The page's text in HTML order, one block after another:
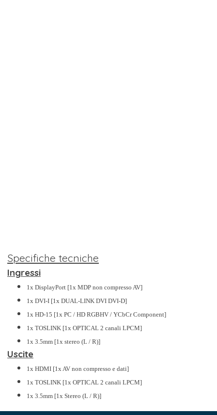
Specifiche tecniche
Ingressi
1x DisplayPort [1x MDP non compresso AV]
1x DVI-I [1x DUAL-LINK DVI DVI-D]
1x HD-15 [1x PC / HD RGBHV / YCbCr Component]
1x TOSLINK [1x OPTICAL 2 canali LPCM]
1x 3.5mm [1x stereo (L / R)]
Uscite
1x HDMI [1x AV non compresso e dati]
1x TOSLINK [1x OPTICAL 2 canali LPCM]
1x 3.5mm [1x Stereo (L / R)]